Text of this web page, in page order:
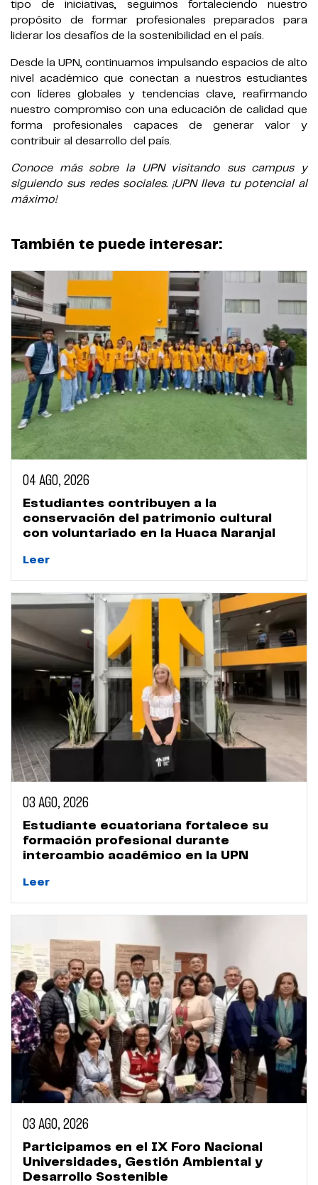
tipo de iniciativas, seguimos fortaleciendo nuestro
propósito de formar profesionales preparados para
liderar los desafíos de la sostenibilidad en el país.
Desde la UPN, continuamos impulsando espacios de alto
nivel académico que conectan a nuestros estudiantes
con líderes globales y tendencias clave, reafirmando
nuestro compromiso con una educación de calidad que
forma profesionales capaces de generar valor y
contribuir al desarrollo del país.
Conoce más sobre la UPN visitando sus campus y
siguiendo sus redes sociales. ¡UPN lleva tu potencial al
máximo!
También te puede interesar:
04 AGO, 2026
Estudiantes contribuyen a la
conservación del patrimonio cultural
con voluntariado en la Huaca Naranjal
Leer
03 AGO, 2026
Estudiante ecuatoriana fortalece su
formación profesional durante
intercambio académico en la UPN
Leer
03 AGO, 2026
Participamos en el IX Foro Nacional
Universidades, Gestión Ambiental y
Desarrollo Sostenible